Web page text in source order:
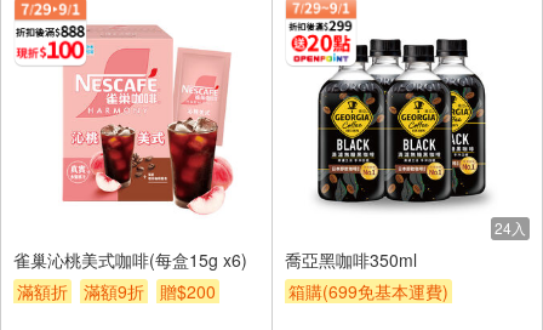
雀巢沁桃美式咖啡(每盒15g x6)
滿額折
滿額9折 贈$200
24入
喬亞黑咖啡350ml
箱購(699免基本運費)